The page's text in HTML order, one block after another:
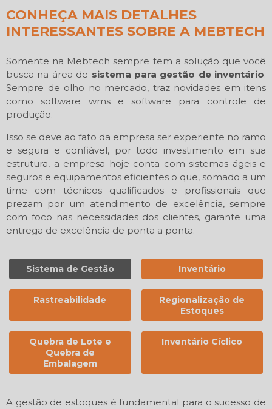
CONHEÇA MAIS DETALHES
INTERESSANTES SOBRE A MEBTECH
Somente na Mebtech sempre tem a solução que você
busca na área de sistema para gestão de inventário.
Sempre de olho no mercado, traz novidades em itens
como software wms e software para controle de
produção.
Isso se deve ao fato da empresa ser experiente no ramo
e segura e confiável, por todo investimento em sua
estrutura, a empresa hoje conta com sistemas ágeis e
seguros e equipamentos eficientes o que, somado a um
time com técnicos qualificados e profissionais que
prezam por um atendimento de excelência, sempre
com foco nas necessidades dos clientes, garante uma
entrega de excelência de ponta a ponta.
Sistema de Gestão Inventário
Rastreabilidade
Regionalização de
Estoques
Quebra de Lote e
Quebra de
Embalagem
Inventário Cíclico
A gestão de estoques é fundamental para o sucesso de